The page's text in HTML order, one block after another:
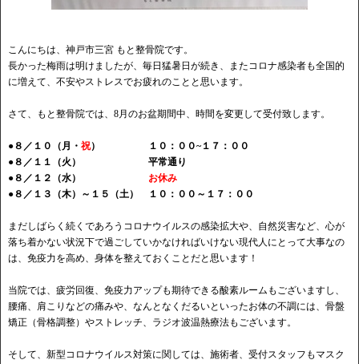
こんにちは、神戸市三宮 もと整骨院です。
長かった梅雨は明けましたが、毎日猛暑日が続き、またコロナ感染者も全国的
に増えて、不安やストレスでお疲れのことと思います。
さて、もと整骨院では、8月のお盆期間中、時間を変更して受付致します。
●８／１０（月・ 祝） １０：００~１７：００
●８／１１（火） 平常通り
●８／１２（水） お休み
●８／１３（木）～１５（土） １０：００～１７：００
まだしばらく続くであろうコロナウイルスの感染拡大や、自然災害など、心が
落ち着かない状況下で過ごしていかなければいけない現代人にとって大事なの
は、免疫力を高め、身体を整えておくことだと思います！
当院では、疲労回復、免疫力アップも期待できる酸素ルームもございますし、
腰痛、肩こりなどの痛みや、なんとなくだるいといったお体の不調には、骨盤
矯正（骨格調整）やストレッチ、ラジオ波温熱療法もございます。
そして、新型コロナウイルス対策に関しては、施術者、受付スタッフもマスク